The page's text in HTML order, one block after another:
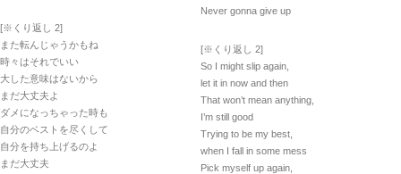
[※くり返し 2]
また転んじゃうかもね
時々はそれでいい
大した意味はないから
まだ大丈夫よ
ダメになっちゃった時も
自分のベストを尽くして
自分を持ち上げるのよ
まだ大丈夫
Never gonna give up
[※くり返し 2]
So I might slip again,
let it in now and then
That won’t mean anything,
I’m still good
Trying to be my best,
when I fall in some mess
Pick myself up again,